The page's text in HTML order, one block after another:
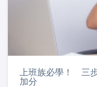
上班族必學！ 三
加分